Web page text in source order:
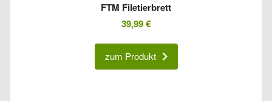
FTM Filetierbrett
39,99€
zum Produkt